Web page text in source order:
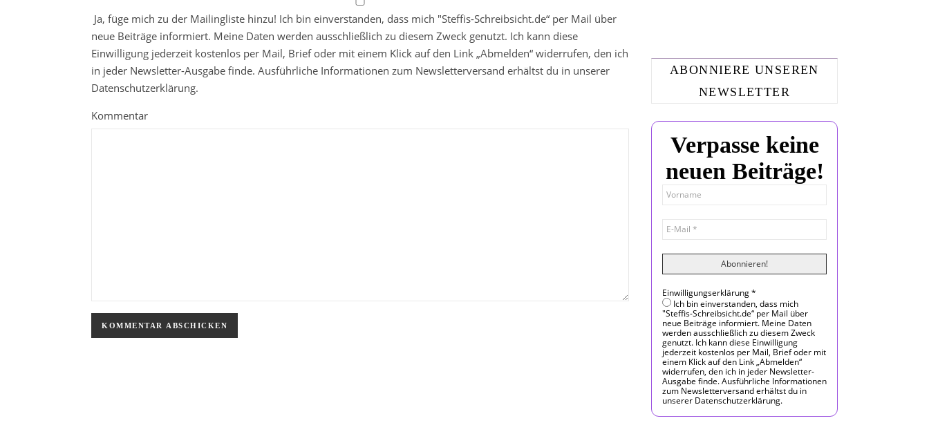
Ja, füge mich zu der Mailingliste hinzu! Ich bin einverstanden, dass mich "Steffis-Schreibsicht.de“ per Mail über
neue Beiträge informiert. Meine Daten werden ausschließlich zu diesem Zweck genutzt. Ich kann diese
Einwilligung jederzeit kostenlos per Mail, Brief oder mit einem Klick auf den Link „Abmelden“ widerrufen, den ich
in jeder Newsletter-Ausgabe finde. Ausführliche Informationen zum Newsletterversand erhältst du in unserer
Datenschutzerklärung.
Kommentar
ABONNIERE UNSEREN
NEWSLETTER
Verpasse keine
neuen Beiträge!
Einwilligungserklärung*
Ich bin einverstanden, dass mich
"Steffis-Schreibsicht.de“ per Mail über
neue Beiträge informiert. Meine Daten
werden ausschließlich zu diesem Zweck
genutzt. Ich kann diese Einwilligung
jederzeit kostenlos per Mail, Brief oder mit
einem Klick auf den Link „Abmelden“
widerrufen, den ich in jeder Newsletter-
Ausgabe finde. Ausführliche Informationen
zum Newsletterversand erhältst du in
unserer Datenschutzerklärung.